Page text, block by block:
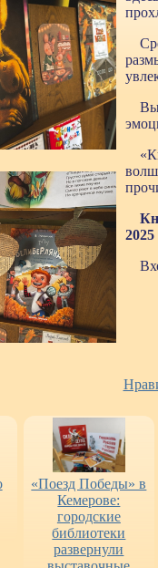
2025
«Поезд Победы» в
Кемерове:
городские
библиотеки
развернули